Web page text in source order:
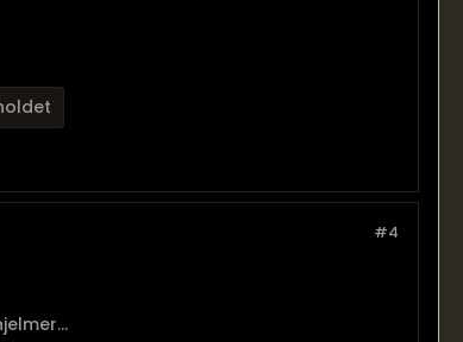
#4